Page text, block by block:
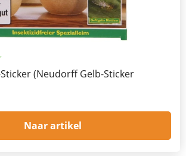
(Neudorff Gelb-Sticker
Naar artikel